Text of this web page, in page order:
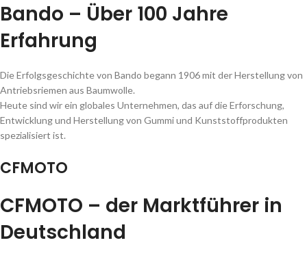
Bando – Über 100 Jahre
Erfahrung
Die Erfolgsgeschichte von Bando begann 1906 mit der Herstellung von
Antriebsriemen aus Baumwolle.
Heute sind wir ein globales Unternehmen, das auf die Erforschung,
Entwicklung und Herstellung von Gummi und Kunststoffprodukten
spezialisiert ist.
CFMOTO
CFMOTO – der Marktführer in
Deutschland